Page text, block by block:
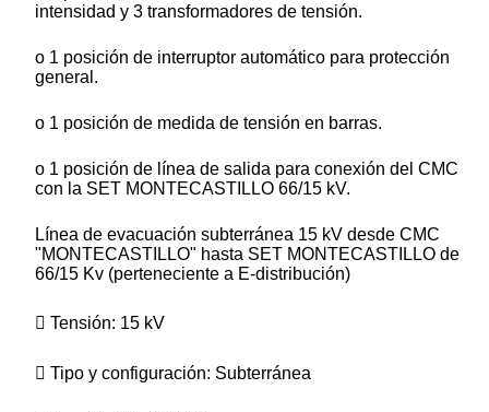
intensidad y 3 transformadores de tensión.
o 1 posición de interruptor automático para protección
general.
o 1 posición de medida de tensión en barras.
o 1 posición de línea de salida para conexión del CMC
con la SET MONTECASTILLO 66/15 kV.
Línea de evacuación subterránea 15 kV desde CMC
"MONTECASTILLO" hasta SET MONTECASTILLO de
66/15 Kv (perteneciente a E-distribución)
 Tensión: 15 kV
 Tipo y configuración: Subterránea